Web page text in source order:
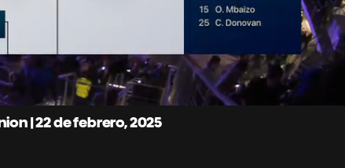
| 22 de febrero, 2025